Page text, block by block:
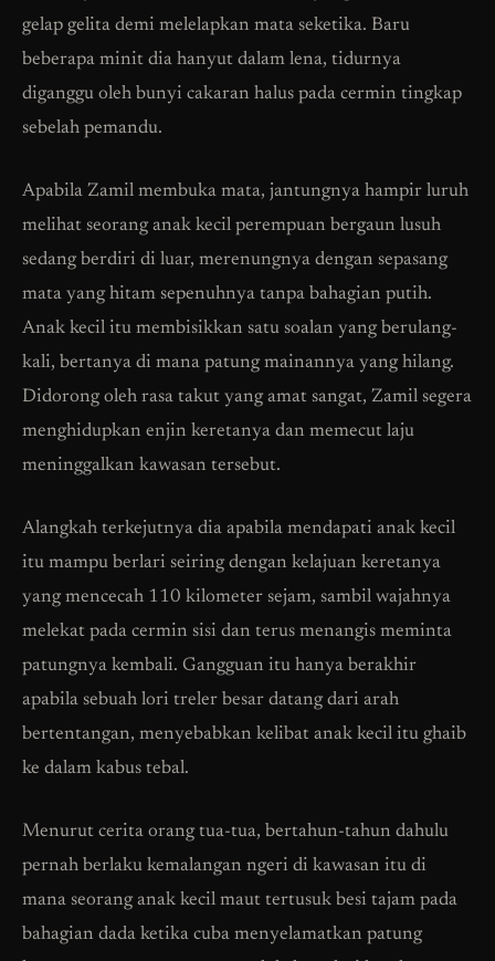
gelap gelita demi melelapkan mata seketika. Baru
beberapa minit dia hanyut dalam lena, tidurnya
diganggu oleh bunyi cakaran halus pada cermin tingkap
sebelah pemandu.
Apabila Zamil membuka mata, jantungnya hampir luruh
melihat seorang anak kecil perempuan bergaun lusuh
sedang berdiri di luar, merenungnya dengan sepasang
mata yang hitam sepenuhnya tanpa bahagian putih.
Anak kecil itu membisikkan satu soalan yang berulang-
kali, bertanya di mana patung mainannya yang hilang.
Didorong oleh rasa takut yang amat sangat, Zamil segera
menghidupkan enjin keretanya dan memecut laju
meninggalkan kawasan tersebut.
Alangkah terkejutnya dia apabila mendapati anak kecil
itu mampu berlari seiring dengan kelajuan keretanya
yang mencecah 110 kilometer sejam, sambil wajahnya
melekat pada cermin sisi dan terus menangis meminta
patungnya kembali. Gangguan itu hanya berakhir
apabila sebuah lori treler besar datang dari arah
bertentangan, menyebabkan kelibat anak kecil itu ghaib
ke dalam kabus tebal.
Menurut cerita orang tua-tua, bertahun-tahun dahulu
pernah berlaku kemalangan ngeri di kawasan itu di
mana seorang anak kecil maut tertusuk besi tajam pada
bahagian dada ketika cuba menyelamatkan patung